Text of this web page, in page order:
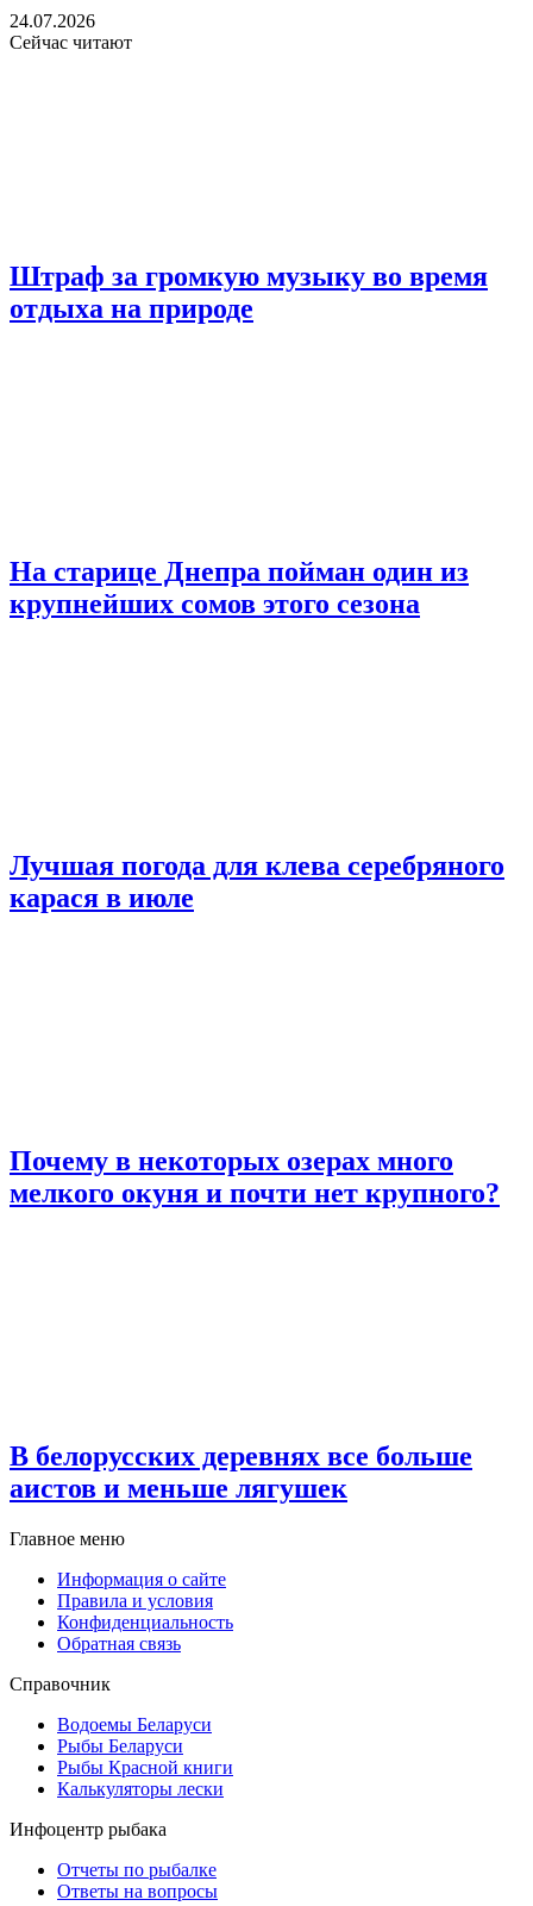
24.07.2026
Сейчас читают
Штраф за громкую музыку во время
отдыха на природе
На старице Днепра пойман один из
крупнейших сомов этого сезона
Лучшая погода для клева серебряного
карася в июле
Почему в некоторых озерах много
мелкого окуня и почти нет крупного?
В белорусских деревнях все больше
аистов и меньше лягушек
Главное меню
Информация о сайте
Правила и условия
Конфиденциальность
Обратная связь
Справочник
Водоемы Беларуси
Рыбы Беларуси
Рыбы Красной книги
Калькуляторы лески
Инфоцентр рыбака
Отчеты по рыбалке
Ответы на вопросы